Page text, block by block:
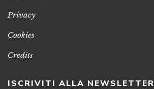
Privacy
Cookies
Credits
ISCRIVITI ALLA NEWSLETTER